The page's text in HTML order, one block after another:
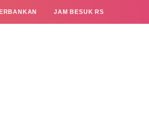
JAM BESUK RS